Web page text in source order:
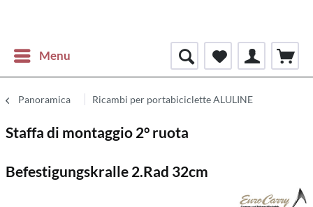
Menu
Panoramica Ricambi per portabiciclette ALULINE
Staffa di montaggio 2° ruota
Befestigungskralle 2.Rad 32cm